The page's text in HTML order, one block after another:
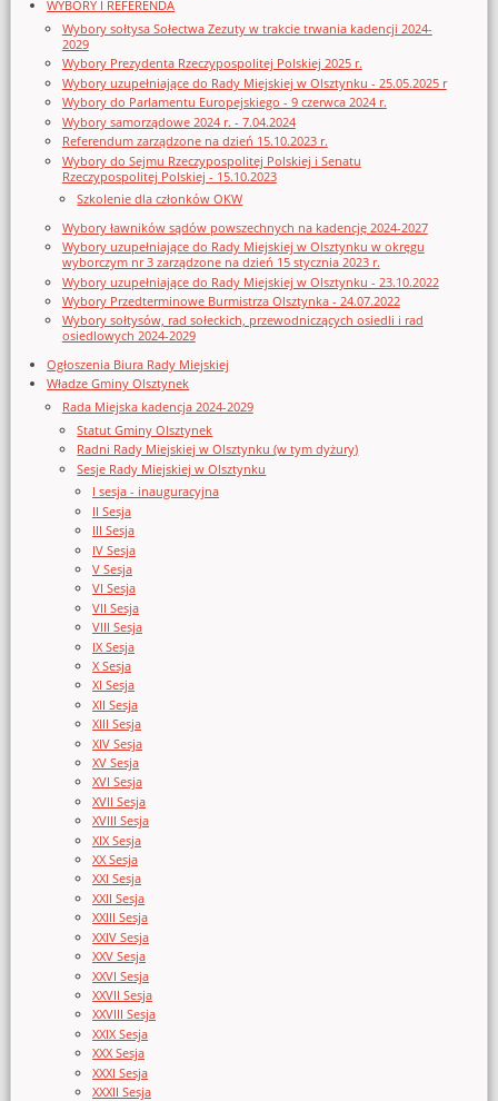
WYBORY I REFERENDA
Wybory sołtysa Sołectwa Zezuty w trakcie trwania kadencji 2024-
2029
Wybory Prezydenta Rzeczypospolitej Polskiej 2025 r.
Wybory uzupełniające do Rady Miejskiej w Olsztynku - 25.05.2025 r
Wybory do Parlamentu Europejskiego - 9 czerwca 2024 r.
Wybory samorządowe 2024 r. - 7.04.2024
Referendum zarządzone na dzień 15.10.2023 r.
Wybory do Sejmu Rzeczypospolitej Polskiej i Senatu
Rzeczypospolitej Polskiej - 15.10.2023
Szkolenie dla członków OKW
Wybory ławników sądów powszechnych na kadencję 2024-2027
Wybory uzupełniające do Rady Miejskiej w Olsztynku w okręgu
wyborczym nr 3 zarządzone na dzień 15 stycznia 2023 r.
Wybory uzupełniające do Rady Miejskiej w Olsztynku - 23.10.2022
Wybory Przedterminowe Burmistrza Olsztynka - 24.07.2022
Wybory sołtysów, rad sołeckich, przewodniczących osiedli i rad
osiedlowych 2024-2029
Ogłoszenia Biura Rady Miejskiej
Władze Gminy Olsztynek
Rada Miejska kadencja 2024-2029
Statut Gminy Olsztynek
Radni Rady Miejskiej w Olsztynku (w tym dyżury)
Sesje Rady Miejskiej w Olsztynku
I sesja - inauguracyjna
II Sesja
III Sesja
IV Sesja
V Sesja
VI Sesja
VII Sesja
VIII Sesja
IX Sesja
X Sesja
XI Sesja
XII Sesja
XIII Sesja
XIV Sesja
XV Sesja
XVI Sesja
XVII Sesja
XVIII Sesja
XIX Sesja
XX Sesja
XXI Sesja
XXII Sesja
XXIII Sesja
XXIV Sesja
XXV Sesja
XXVI Sesja
XXVII Sesja
XXVIII Sesja
XXIX Sesja
XXX Sesja
XXXI Sesja
XXXII Sesja